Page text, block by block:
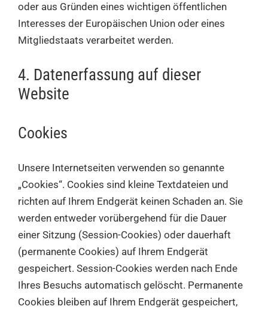
oder aus Gründen eines wichtigen öffentlichen
Interesses der Europäischen Union oder eines
Mitgliedstaats verarbeitet werden.
4. Datenerfassung auf dieser
Website
Cookies
Unsere Internetseiten verwenden so genannte
„Cookies“. Cookies sind kleine Textdateien und
richten auf Ihrem Endgerät keinen Schaden an. Sie
werden entweder vorübergehend für die Dauer
einer Sitzung (Session-Cookies) oder dauerhaft
(permanente Cookies) auf Ihrem Endgerät
gespeichert. Session-Cookies werden nach Ende
Ihres Besuchs automatisch gelöscht. Permanente
Cookies bleiben auf Ihrem Endgerät gespeichert,